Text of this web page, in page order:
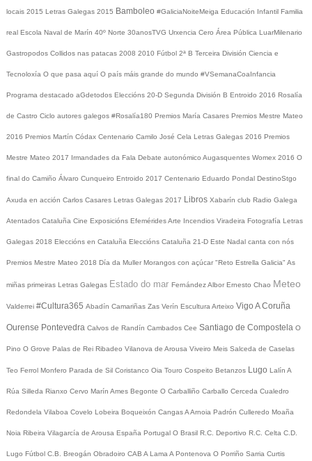
locais 2015 Letras Galegas 2015 Bamboleo #GaliciaNoiteMeiga Educación Infantil Familia
real Escola Naval de Marín 40º Norte 30anosTVG Urxencia Cero Área Pública LuarMilenario
Gastropodos Collidos nas patacas 2008 2010 Fútbol 2ª B Terceira División Ciencia e
Tecnoloxía O que pasa aquí O país máis grande do mundo #VSemanaCoaInfancia
Programa destacado aGdetodos Eleccións 20-D Segunda División B Entroido 2016 Rosalía
de Castro Ciclo autores galegos #Rosalía180 Premios María Casares Premios Mestre Mateo
2016 Premios Martín Códax Centenario Camilo José Cela Letras Galegas 2016 Premios
Mestre Mateo 2017 Irmandades da Fala Debate autonómico Augasquentes Womex 2016 O
final do Camiño Álvaro Cunqueiro Entroido 2017 Centenario Eduardo Pondal DestinoStgo
Axuda en acción Carlos Casares Letras Galegas 2017 Libros Xabarín club Radio Galega
Atentados Cataluña Cine Exposicións EfeméridesArte Incendios Viradeira Fotografía Letras
Galegas 2018 Eleccións en Cataluña Eleccións Cataluña 21-D Este Nadal canta con nós
Premios Mestre Mateo 2018 Día da Muller Morangos con açúcar "Reto Estrella Galicia" As
miñas primeiras Letras Galegas Estado do mar Fernández Albor Ernesto Chao Meteo
Valderrei #Cultura365 Abadín Camariñas Zas Verín Escultura Arteixo Vigo A Coruña
Ourense Pontevedra Calvos de Randín Cambados Cee Santiago de Compostela O
Pino O Grove Palas de Rei Ribadeo Vilanova de Arousa Viveiro Meis Salceda de Caselas
Teo Ferrol Monfero Parada de Sil Coristanco Oia Touro Cospeito Betanzos Lugo Lalín A
Rúa Silleda Rianxo Cervo Marín Ames Begonte O Carballiño Carballo Cerceda Cualedro
Redondela Vilaboa Covelo Lobeira Boqueixón CangasA Arnoia Padrón Culleredo Moaña
Noia Ribeira Vilagarcía de Arousa España Portugal O Brasil R.C. Deportivo R.C. Celta C.D.
Lugo Fútbol C.B. Breogán Obradoiro CAB A Lama A Pontenova O Porriño Sarria Curtis